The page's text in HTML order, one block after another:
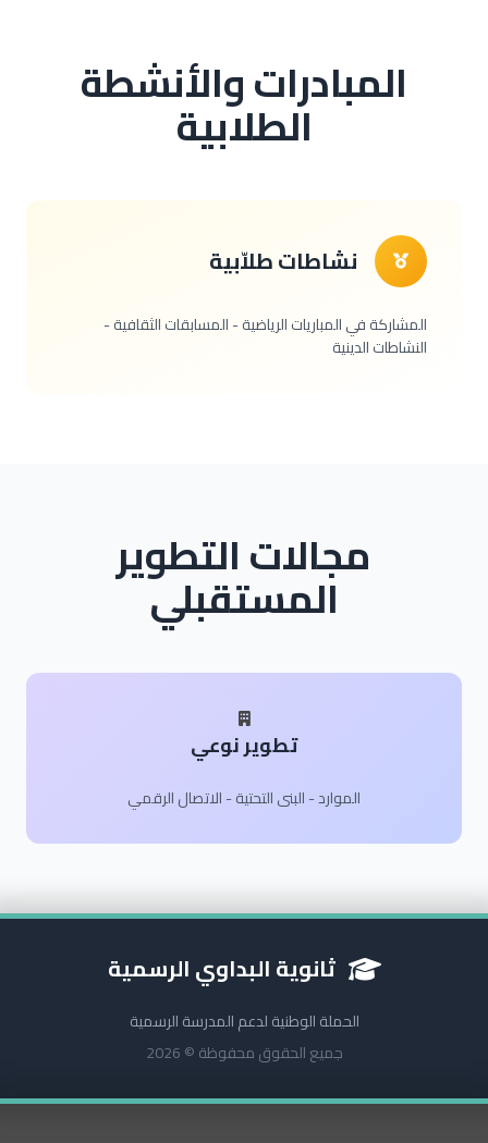
المبادرات والأنشطة
الطلابية
نشاطات طلاّبية
المشاركة في المباريات الرياضية - المسابقات الثقافية -
النشاطات الدينية
مجالات التطوير
المستقبلي
تطوير نوعي
الموارد - البنى التحتية - الاتصال الرقمي
ثانوية البداوي الرسمية
الحملة الوطنية لدعم المدرسة الرسمية
جميع الحقوق محفوظة © 2026